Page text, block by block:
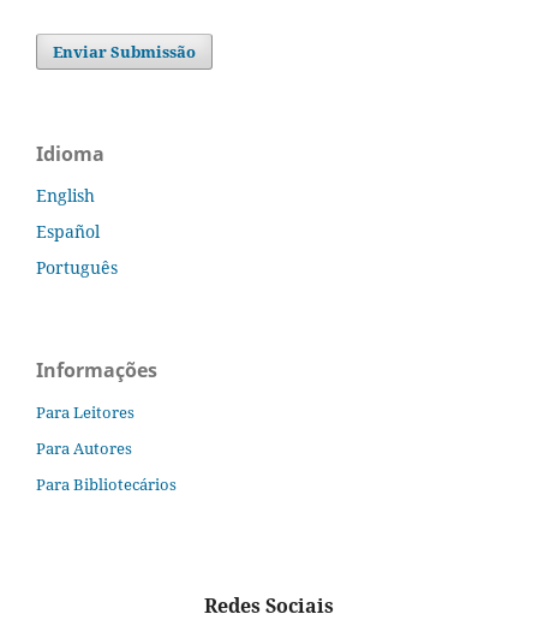
Enviar Submissão
Idioma
English
Español
Português
Informações
Para Leitores
Para Autores
Para Bibliotecários
Redes Sociais